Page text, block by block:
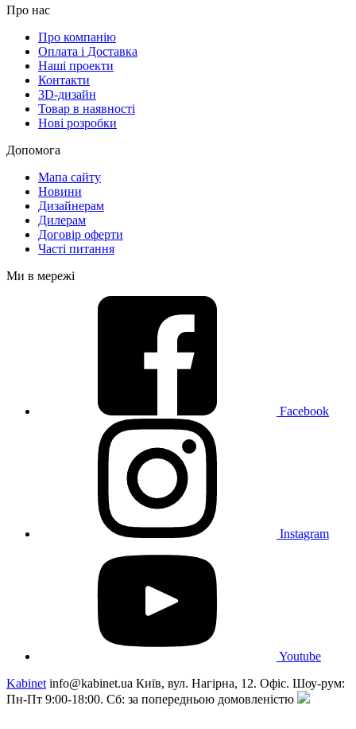
Про нас
Про компанію
Оплата і Доставка
Наші проекти
Контакти
3D-дизайн
Товар в наявності
Нові розробки
Допомога
Мапа сайту
Новини
Дизайнерам
Дилерам
Договір оферти
Часті питання
Ми в мережі
Facebook
Instagram
Youtube
Kabinet info@kabinet.ua Київ, вул. Нагірна, 12. Офіс. Шоу-рум:
Пн-Пт 9:00-18:00. Сб: за попередньою домовленістю